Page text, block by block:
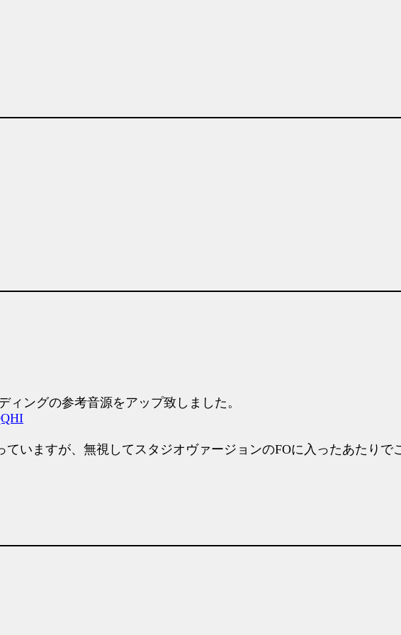
ィングの参考音源をアップ致しました。
いますが、無視してスタジオヴァージョンのFOに入ったあたり